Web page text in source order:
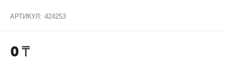
АРТИКУЛ: 424253
0₸